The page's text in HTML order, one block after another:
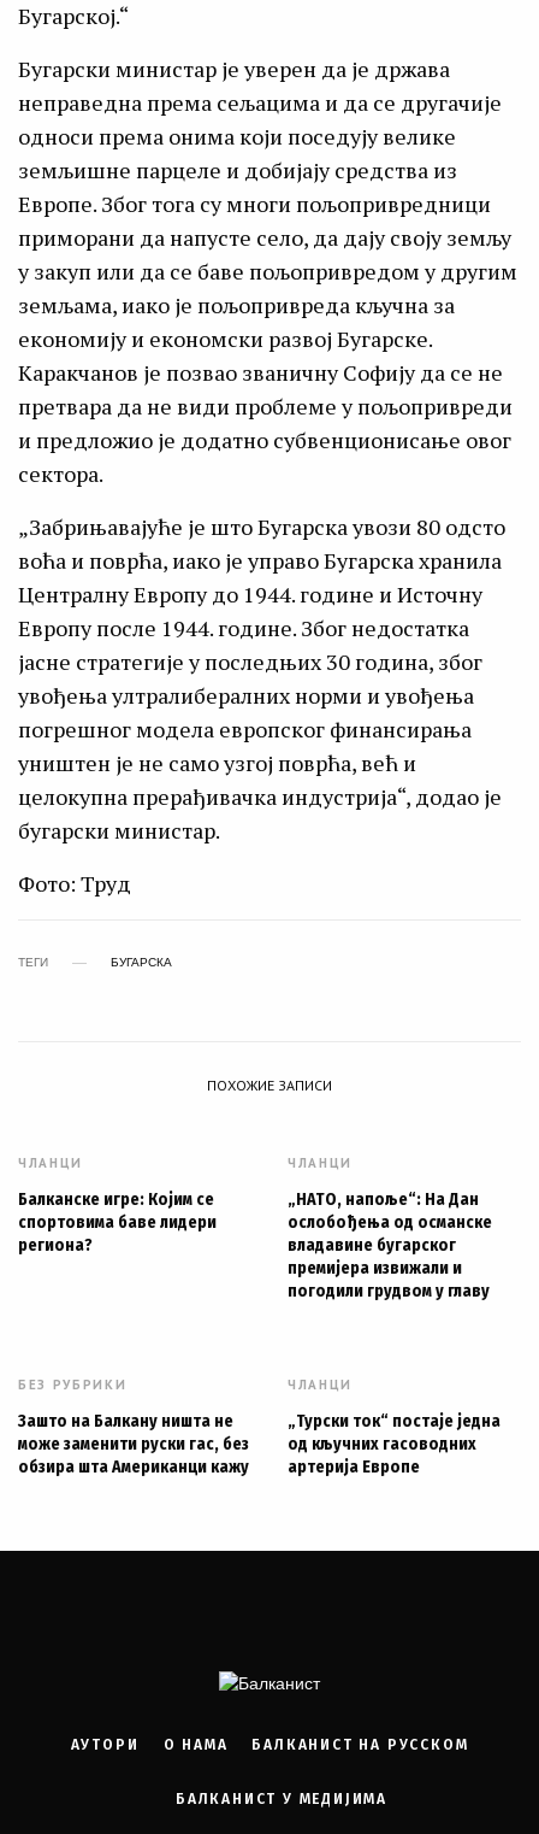
Бугарској.“
Бугарски министар је уверен да је држава
неправедна према сељацима и да се другачије
односи према онима који поседују велике
земљишне парцеле и добијају средства из
Европе. Због тога су многи пољопривредници
приморани да напусте село, да дају своју земљу
у закуп или да се баве пољопривредом у другим
земљама, иако је пољопривреда кључна за
економију и економски развој Бугарске.
Каракчанов је позвао званичну Софију да се не
претвара да не види проблеме у пољопривреди
и предложио је додатно субвенционисање овог
сектора.
„Забрињавајуће је што Бугарска увози 80 одсто
воћа и поврћа, иако је управо Бугарска хранила
Централну Европу до 1944. године и Источну
Европу после 1944. године. Због недостатка
јасне стратегије у последњих 30 година, због
увођења ултралибералних норми и увођења
погрешног модела европског финансирања
уништен је не само узгој поврћа, већ и
целокупна прерађивачка индустрија“, додао је
бугарски министар.
Фото: Труд
ТЕГИ БУГАРСКА
ПОХОЖИЕ ЗАПИСИ
ЧЛАНЦИ
Балканске игре: Којим се
спортовима баве лидери
региона?
ЧЛАНЦИ
„НАТО, напоље“: На Дан
ослобођења од османске
владавине бугарског
премијера извижали и
погодили грудвом у главу
БЕЗ РУБРИКИ
Зашто на Балкану ништа не
може заменити руски гас, без
обзира шта Американци кажу
ЧЛАНЦИ
„Турски ток“ постаје једна
од кључних гасоводних
артерија Европе
АУТОРИ О НАМА БАЛКАНИСТ НА РУССКОМ
БАЛКАНИСТ У МЕДИЈИМА